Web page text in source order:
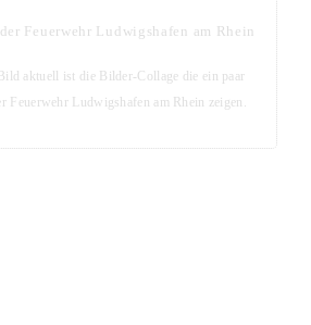
Feuerwehr Ludwigshafen am Rhein
Bild aktuell ist die Bilder-Collage die ein paar
Feuerwehr Ludwigshafen am Rhein zeigen.